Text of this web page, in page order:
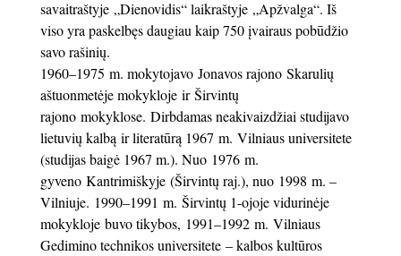
savaitraštyje „Dienovidis“ laikraštyje „Apžvalga“. Iš
viso yra paskelbęs daugiau kaip 750 įvairaus pobūdžio
savo rašinių.
1960–1975 m. mokytojavo Jonavos rajono Skarulių
aštuonmetėje mokykloje ir Širvintų
rajono mokyklose. Dirbdamas neakivaizdžiai studijavo
lietuvių kalbą ir literatūrą 1967 m. Vilniaus universitete
(studijas baigė 1967 m.). Nuo 1976 m.
gyveno Kantrimiškyje (Širvintų raj.), nuo 1998 m. –
Vilniuje. 1990–1991 m. Širvintų 1-ojoje vidurinėje
mokykloje buvo tikybos, 1991–1992 m. Vilniaus
Gedimino technikos universitete – kalbos kultūros